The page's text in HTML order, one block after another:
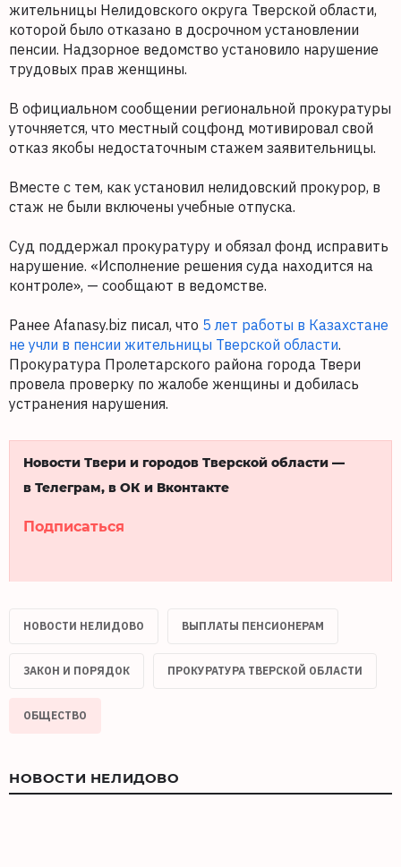
жительницы Нелидовского округа Тверской области,
которой было отказано в досрочном установлении
пенсии. Надзорное ведомство установило нарушение
трудовых прав женщины.
В официальном сообщении региональной прокуратуры
уточняется, что местный соцфонд мотивировал свой
отказ якобы недостаточным стажем заявительницы.
Вместе с тем, как установил нелидовский прокурор, в
стаж не были включены учебные отпуска.
Суд поддержал прокуратуру и обязал фонд исправить
нарушение. «Исполнение решения суда находится на
контроле», — сообщают в ведомстве.
Ранее Afanasy.biz писал, что 5 лет работы в Казахстане
не учли в пенсии жительницы Тверской области.
Прокуратура Пролетарского района города Твери
провела проверку по жалобе женщины и добилась
устранения нарушения.
Новости Твери и городов Тверской области —
в Телеграм, в ОК и Вконтакте
Подписаться
НОВОСТИ НЕЛИДОВО ВЫПЛАТЫ ПЕНСИОНЕРАМ
ЗАКОН И ПОРЯДОК ПРОКУРАТУРА ТВЕРСКОЙ ОБЛАСТИ
ОБЩЕСТВО
НОВОСТИ НЕЛИДОВО